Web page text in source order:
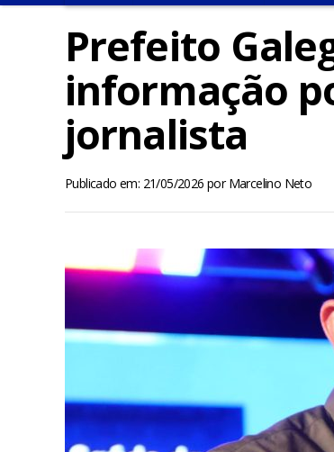
Prefeito
informação
jornalista
Publicado em: 21/05/2026 porMarcelino Neto